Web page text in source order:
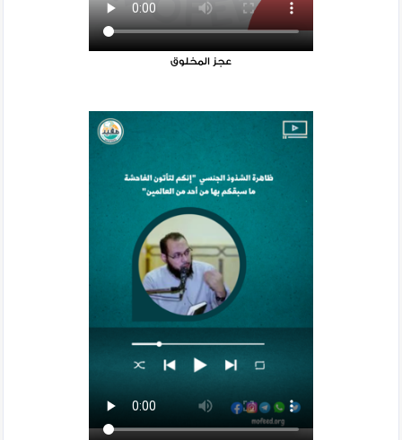
عجز المخلوق